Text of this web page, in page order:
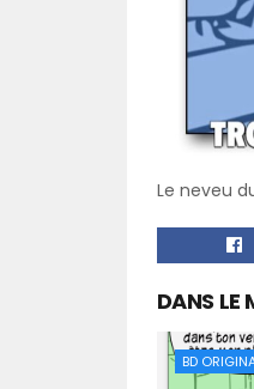
Le neveu
DANS LE
BD